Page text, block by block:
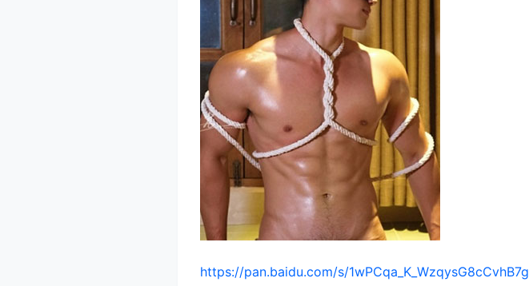
https://pan.baidu.com/s/1wPCqa_K_WzqysG8cCvhB7g